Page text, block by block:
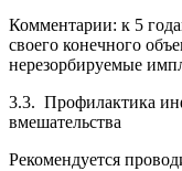
Комментарии: к 5
своего конечного
нерезорбируемые
3.3. Профилактика
вмешательства
Рекомендуется